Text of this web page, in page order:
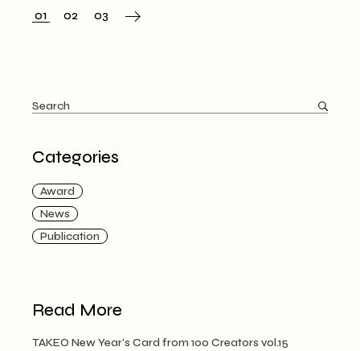
投
ペ
ジ
送
り
01 02 03
Search
for:
Categories
Award
News
Publication
Read More
TAKEO New Year’s Card from 100 Creators vol.15